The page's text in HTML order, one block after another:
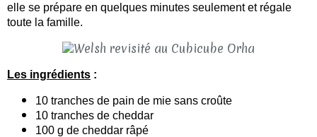
elle se prépare en quelques minutes seulement et régale
toute la famille.
Les ingrédients :
10 tranches de pain de mie sans croûte
10 tranches de cheddar
100 g de cheddar râpé